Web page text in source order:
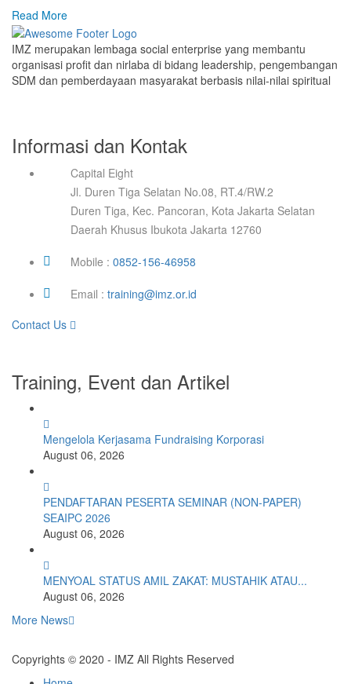
Read More
IMZ merupakan lembaga social enterprise yang membantu
organisasi profit dan nirlaba di bidang leadership, pengembangan
SDM dan pemberdayaan masyarakat berbasis nilai-nilai spiritual
Informasi dan Kontak
Capital Eight
Jl. Duren Tiga Selatan No.08, RT.4/RW.2
Duren Tiga, Kec. Pancoran, Kota Jakarta Selatan
Daerah Khusus Ibukota Jakarta 12760
Mobile : 0852-156-46958
Email : training@imz.or.id
Contact Us
Training, Event dan Artikel
Mengelola Kerjasama Fundraising Korporasi
August 06, 2026
PENDAFTARAN PESERTA SEMINAR (NON-PAPER)
SEAIPC 2026
August 06, 2026
MENYOAL STATUS AMIL ZAKAT: MUSTAHIK ATAU...
August 06, 2026
More News
Copyrights © 2020 - IMZ All Rights Reserved